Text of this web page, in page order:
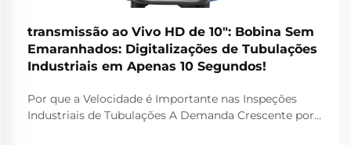
transmissão ao Vivo HD de 10": Bobina Sem
Emaranhados: Digitalizações de Tubulações
Industriais em Apenas 10 Segundos!
Por que a Velocidade é Importante nas Inspeções
Industriais de Tubulações A Demanda Crescente por